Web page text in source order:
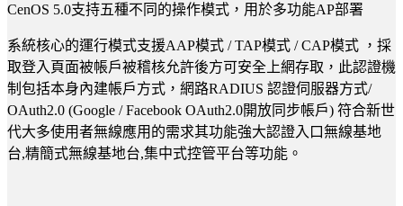
CenOS 5.0支持五種不同的操作模式，用於多功能AP部署
系統核心的運行模式支援AAP模式 / TAP模式 / CAP模式 ，採
取登入頁面被帳戶被稽核允許後方可安全上網存取，此認證機
制包括本身內建帳戶方式，網路RADIUS 認證伺服器方式/
OAuth2.0 (Google / Facebook OAuth2.0開放同步帳戶) 符合新世
代大多使用者無線應用的需求其功能強大認證入口無線基地
台,精簡式無線基地台,集中式控管平台等功能。